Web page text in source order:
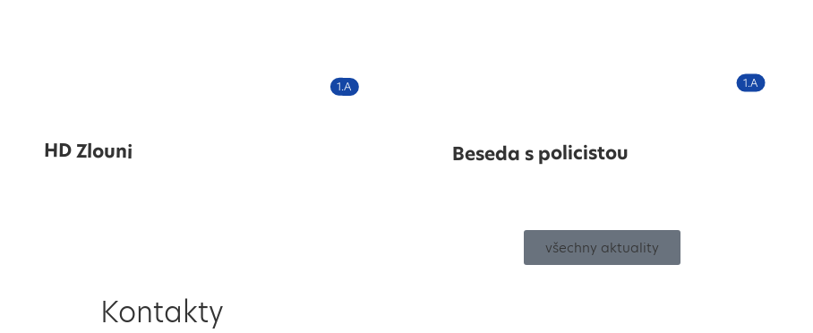
1.A
HD Zlouni
1.A
Beseda s policistou
všechny aktuality
Kontakty